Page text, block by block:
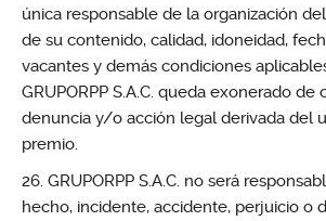
única responsable de la organización
de su contenido, calidad, idoneidad,
vacantes y demás condiciones
GRUPORPP S.A.C. queda exonerado
denuncia y/o acción legal derivada del
premio.
GRUPORPP S.A.C. no será
hecho, incidente, accidente, perjuicio o